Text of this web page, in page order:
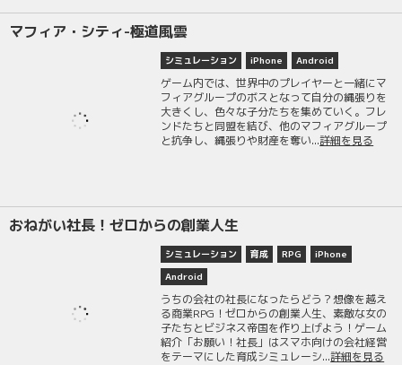
マフィア・シティ-極道風雲
シミュレーション iPhone Android
ゲーム内では、世界中のプレイヤーと一緒にマ
フィアグループのボスとなって自分の縄張りを
大きくし、色々な子分たちを集めていく。フレ
ンドたちと同盟を結び、他のマフィアグループ
と抗争し、縄張りや財産を奪い...詳細を見る
おねがい社長！ゼロからの創業人生
シミュレーション 育成 RPG
iPhone
Android
うちの会社の社長になったらどう？想像を越え
る商業RPG！ゼロからの創業人生、素敵な女の
子たちとビジネス帝国を作り上げよう！ゲーム
紹介「お願い！社長」はスマホ向けの会社経営
をテーマにした育成シミュレーシ...詳細を見る